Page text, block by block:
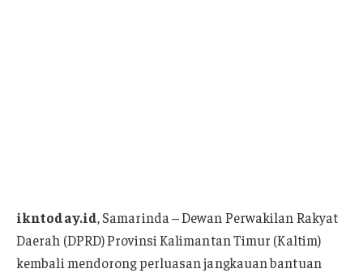
ikntoday.id, Samarinda – Dewan Perwakilan Rakyat
Daerah (DPRD) Provinsi Kalimantan Timur (Kaltim)
kembali mendorong perluasan jangkauan bantuan